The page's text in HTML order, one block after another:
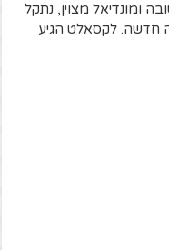
ומונדיאל מצוין, נתקל
חדשה. לקסאלט הגיע